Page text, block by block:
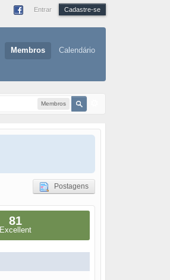
Entrar Cadastre-se
Membros Calendário
Membros
Postagens
81
Excellent